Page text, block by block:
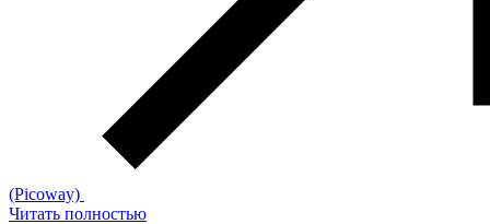
(Picoway)
Читать полностью